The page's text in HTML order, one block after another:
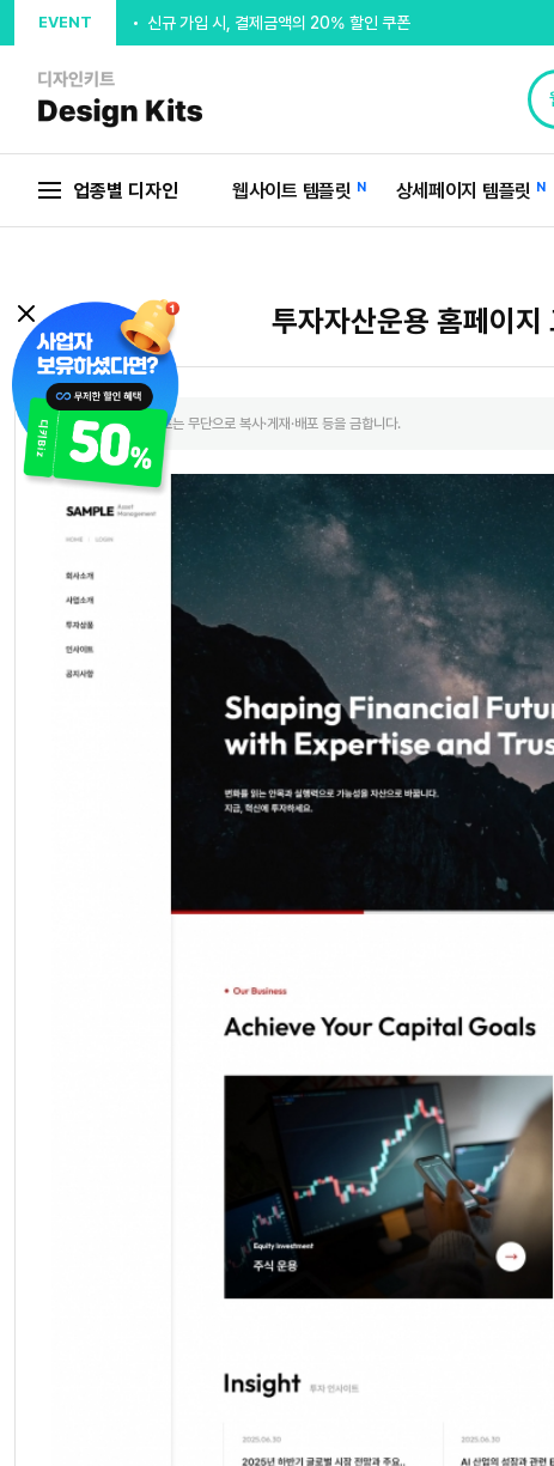
EVENT 신규 가입 시, 결제금액의 20% 할인 쿠폰
추천인 입력시 5,000P 지급
회원가입 디자인시안 무제한제공
웰컴포인트 5,000P 지급
업종별 디자인 웹사이트 템플릿 N 상세페이지 템플릿 N
투자자산운용 홈페이지
본 사이트의 컨텐츠는 무단으로 복사·게재·배포 등을 금합니다.